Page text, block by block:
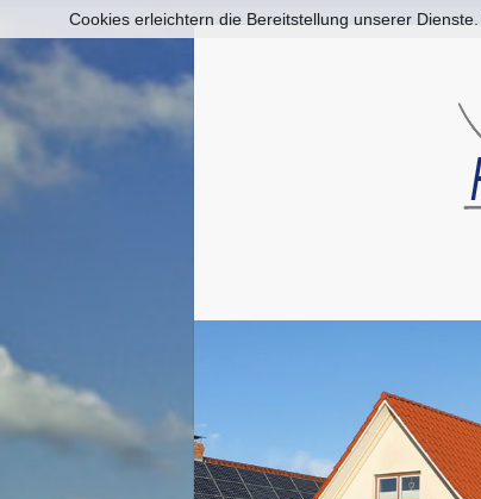
Cookies erleichtern die Bereitstellung unserer